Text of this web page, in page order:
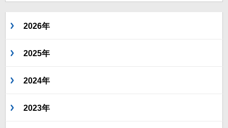
2026年
2025年
2024年
2023年